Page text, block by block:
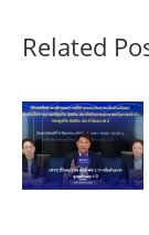
Related